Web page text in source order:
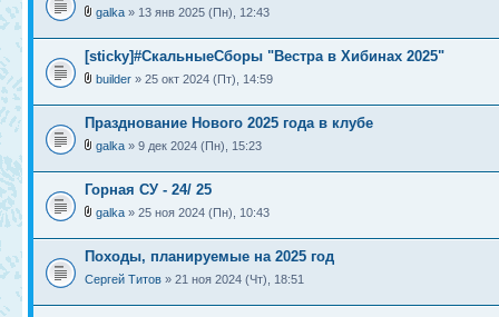
galka » 13 янв 2025 (Пн), 12:43
[sticky]#СкальныеСборы "Вестра в Хибинах 2025"
builder » 25 окт 2024 (Пт), 14:59
Празднование Нового 2025 года в клубе
galka » 9 дек 2024 (Пн), 15:23
Горная СУ - 24/ 25
galka » 25 ноя 2024 (Пн), 10:43
Походы, планируемые на 2025 год
Сергей Титов » 21 ноя 2024 (Чт), 18:51